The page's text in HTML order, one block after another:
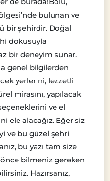
bulunan ve
bir şehirdir. Doğal
dokusuyla
bir deneyim sunar.
genel bilgilerden
yerlerini, lezzetli
mirasını, yapılacak
ve el
ele alacağız. Eğer siz
ve bu güzel şehri
bu yazı tam size
bilmeniz gereken
Hazırsanız,